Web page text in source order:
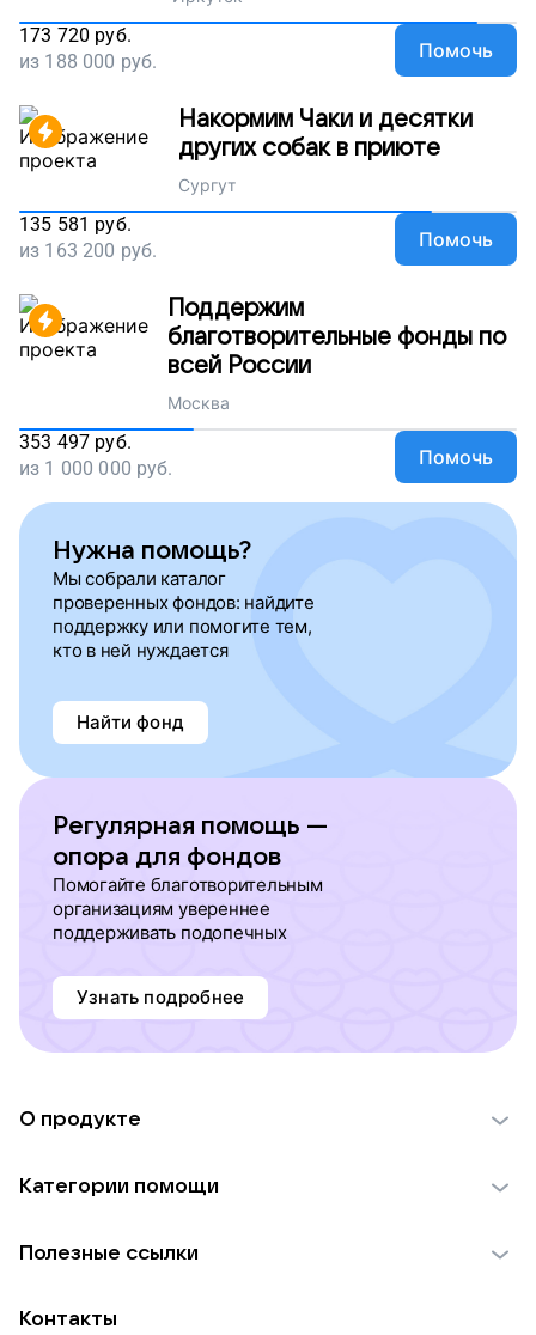
173 720 руб.
из 188 000 руб. Помочь
Накормим Чаки и десятки
других собак в приюте
Сургут
135 581 руб.
из 163 200 руб. Помочь
Поддержим
благотворительные фонды по
всей России
Москва
353 497 руб.
из 1 000 000 руб. Помочь
Нужна помощь?
Мы собрали каталог
проверенных фондов: найдите
поддержку или помогите тем,
кто в ней нуждается
Найти фонд
Регулярная помощь —
опора для фондов
Помогайте благотворительным
организациям увереннее
поддерживать подопечных
Узнать подробнее
О продукте
Использование материалов
Для НКО
Категории помощи
Пожилым
Полезные ссылки
Контакты